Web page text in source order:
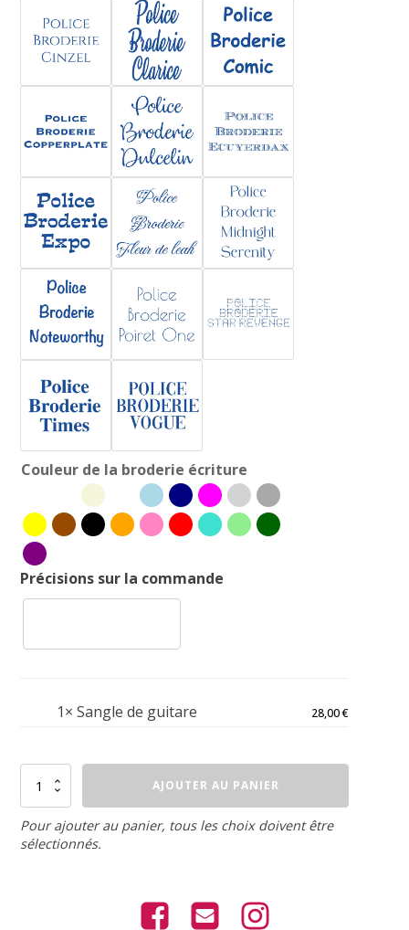
Couleur de la broderie écriture
Précisions sur la commande
1× Sangle de guitare 28,00€
quantité
Sangle
de
guitare
AJOUTER AU PANIER
Pour ajouter au panier, tous les choix doivent être
sélectionnés.